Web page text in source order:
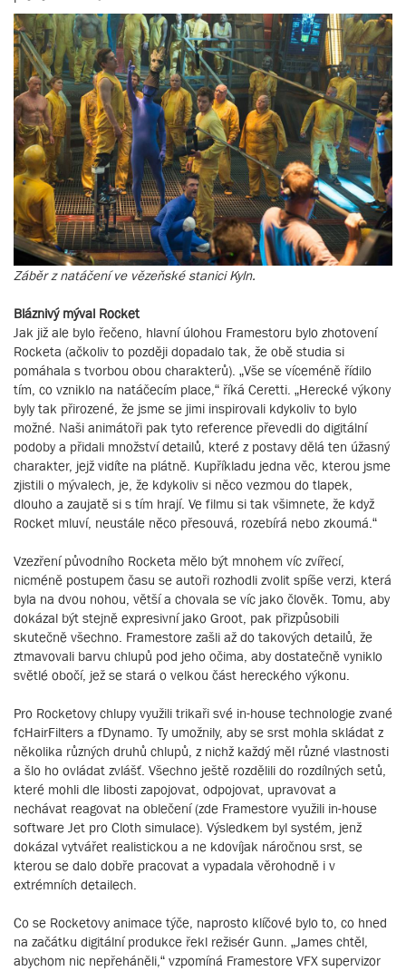
Záběr z natáčení ve vězeňské stanici Kyln.
Bláznivý mýval Rocket
Jak již ale bylo řečeno, hlavní úlohou Framestoru bylo zhotovení
Rocketa (ačkoliv to později dopadalo tak, že obě studia si
pomáhala s tvorbou obou charakterů). „Vše se víceméně řídilo
tím, co vzniklo na natáčecím place,“ říká Ceretti. „Herecké výkony
byly tak přirozené, že jsme se jimi inspirovali kdykoliv to bylo
možné. Naši animátoři pak tyto reference převedli do digitální
podoby a přidali množství detailů, které z postavy dělá ten úžasný
charakter, jejž vidíte na plátně. Kupříkladu jedna věc, kterou jsme
zjistili o mývalech, je, že kdykoliv si něco vezmou do tlapek,
dlouho a zaujatě si s tím hrají. Ve filmu si tak všimnete, že když
Rocket mluví, neustále něco přesouvá, rozebírá nebo zkoumá.“
Vzezření původního Rocketa mělo být mnohem víc zvířecí,
nicméně postupem času se autoři rozhodli zvolit spíše verzi, která
byla na dvou nohou, větší a chovala se víc jako člověk. Tomu, aby
dokázal být stejně expresivní jako Groot, pak přizpůsobili
skutečně všechno. Framestore zašli až do takových detailů, že
ztmavovali barvu chlupů pod jeho očima, aby dostatečně vyniklo
světlé obočí, jež se stará o velkou část hereckého výkonu.
Pro Rocketovy chlupy využili trikaři své in-house technologie zvané
fcHairFilters a fDynamo. Ty umožnily, aby se srst mohla skládat z
několika různých druhů chlupů, z nichž každý měl různé vlastnosti
a šlo ho ovládat zvlášť. Všechno ještě rozdělili do rozdílných setů,
které mohli dle libosti zapojovat, odpojovat, upravovat a
nechávat reagovat na oblečení (zde Framestore využili in-house
software Jet pro Cloth simulace). Výsledkem byl systém, jenž
dokázal vytvářet realistickou a ne kdovíjak náročnou srst, se
kterou se dalo dobře pracovat a vypadala věrohodně i v
extrémních detailech.
Co se Rocketovy animace týče, naprosto klíčové bylo to, co hned
na začátku digitální produkce řekl režisér Gunn. „James chtěl,
abychom nic nepřeháněli,“ vzpomíná Framestore VFX supervizor